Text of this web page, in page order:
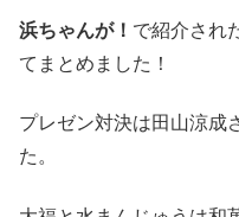
浜ちゃんが！ で紹介され
てまとめました！
プレゼン対決は田山涼成
た。